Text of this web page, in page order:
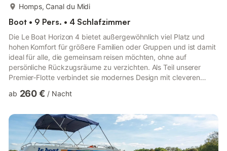
Homps, Canal du Midi
Boot • 9 Pers. • 4 Schlafzimmer
Die Le Boat Horizon 4 bietet außergewöhnlich viel Platz und
hohen Komfort für größere Familien oder Gruppen und ist damit
ideal für alle, die gemeinsam reisen möchten, ohne auf
persönliche Rückzugsräume zu verzichten. Als Teil unserer
Premier‑Flotte verbindet sie modernes Design mit cleveren
Momente während der Reise ermöglichen.Im Inneren bilden der
Herzstück des Bootes, während große Fenster den Innenraum
mit natürlichem Licht durchfluten. Im Außenbereich ist das
beeindruckende ...
ab 260 € / Nacht